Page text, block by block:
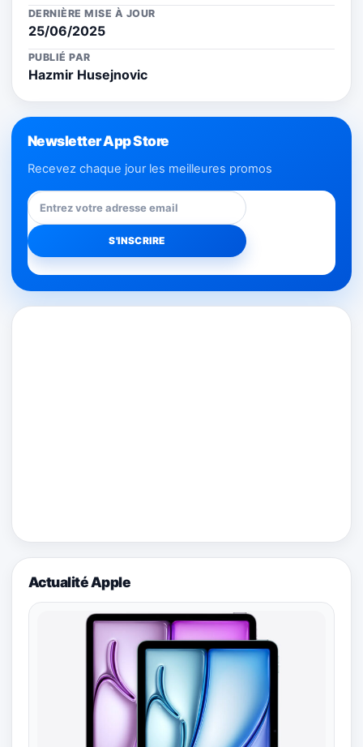
DERNIÈRE MISE À JOUR
25/06/2025
PUBLIÉ PAR
Hazmir Husejnovic
Newsletter App Store
Recevez chaque jour les meilleures promos
Actualité Apple